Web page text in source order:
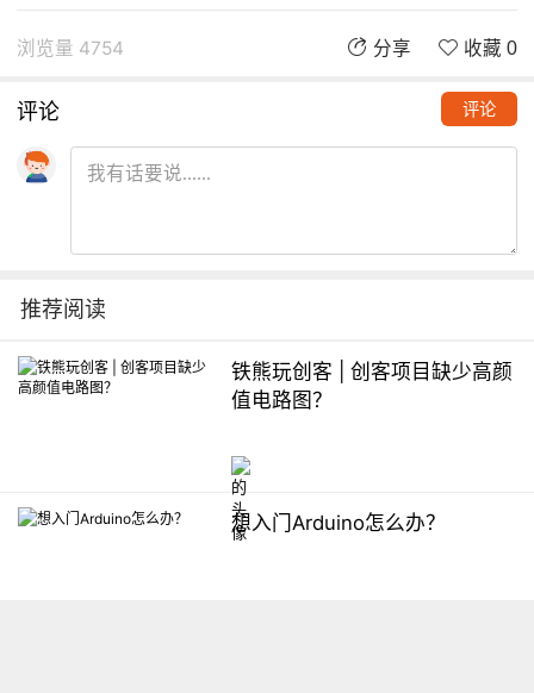
浏览量 4754 分享 收藏 0
评论 评论
推荐阅读
铁熊玩创客 | 创客项目缺少高颜
值电路图？
想入门Arduino怎么办？